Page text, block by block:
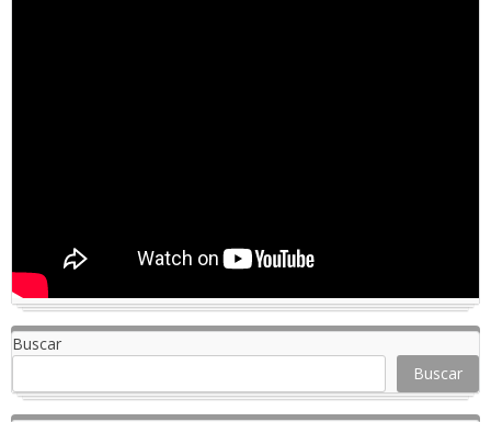
Buscar
Buscar